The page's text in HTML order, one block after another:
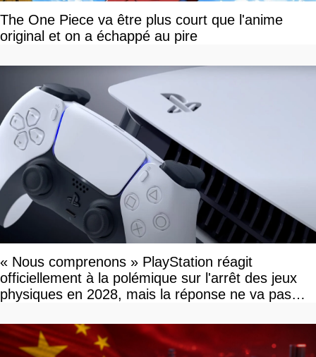
The One Piece va être plus court que l'anime
original et on a échappé au pire
« Nous comprenons » PlayStation réagit
officiellement à la polémique sur l'arrêt des jeux
physiques en 2028, mais la réponse ne va pas